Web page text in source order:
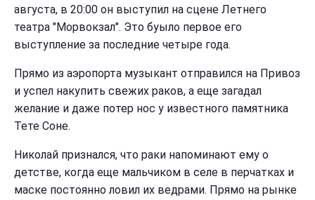
августа, в 20:00 он выступил на сцене Летнего
театра "Морвокзал". Это буыло первое его
выступление за последние четыре года.
Прямо из аэропорта музыкант отправился на Привоз
и успел накупить свежих раков, а еще загадал
желание и даже потер нос у известного памятника
Тете Соне.
Николай признался, что раки напоминают ему о
детстве, когда еще мальчиком в селе в перчатках и
маске постоянно ловил их ведрами. Прямо на рынке